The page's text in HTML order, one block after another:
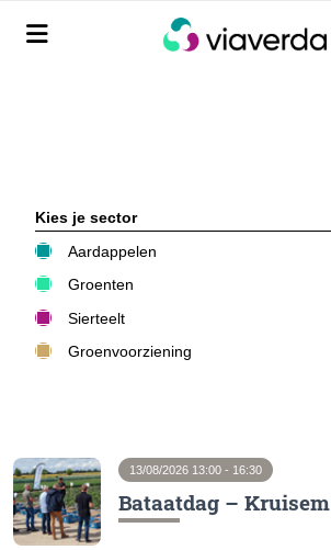
Menu
Kies je sector
Aardappelen
Groenten
Sierteelt
Groenvoorziening
13/08/2026 13:00 - 16:30
Bataatdag – Kruisem